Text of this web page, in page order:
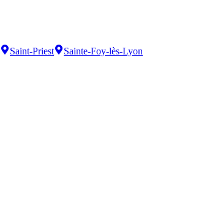
Saint-Priest Sainte-Foy-lès-Lyon